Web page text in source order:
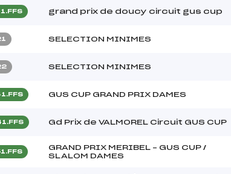
grand prix de doucy circuit gus cup
SELECTION MINIMES
SELECTION MINIMES
GUS CUP GRAND PRIX DAMES
Gd Prix de VALMOREL Circuit GUS CUP
GRAND PRIX MERIBEL – GUS CUP /
SLALOM DAMES